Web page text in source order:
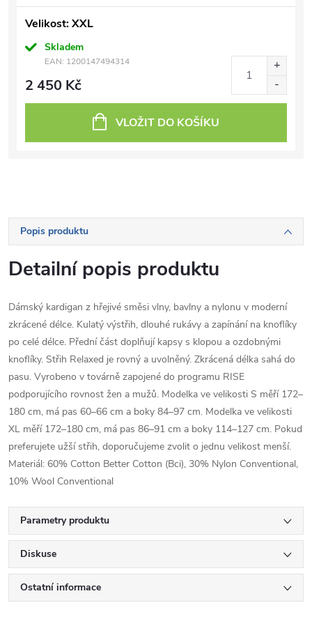
Velikost: XXL
Skladem
EAN: 1200147494314
2 450 Kč
VLOŽIT DO KOŠÍKU
Popis produktu
Detailní popis produktu
Dámský kardigan z hřejivé směsi vlny, bavlny a nylonu v moderní
zkrácené délce. Kulatý výstřih, dlouhé rukávy a zapínání na knoflíky
po celé délce. Přední část doplňují kapsy s klopou a ozdobnými
knoflíky. Střih Relaxed je rovný a uvolněný. Zkrácená délka sahá do
pasu. Vyrobeno v továrně zapojené do programu RISE
podporujícího rovnost žen a mužů. Modelka ve velikosti S měří 172–
180 cm, má pas 60–66 cm a boky 84–97 cm. Modelka ve velikosti
XL měří 172–180 cm, má pas 86–91 cm a boky 114–127 cm. Pokud
preferujete užší střih, doporučujeme zvolit o jednu velikost menší.
Materiál: 60% Cotton Better Cotton (Bci), 30% Nylon Conventional,
10% Wool Conventional
Parametry produktu
Diskuse
Ostatní informace